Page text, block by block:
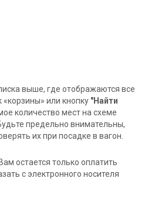
выше, где отображаются все
или кнопку "Найти
количество мест на схеме
предельно внимательны,
их при посадке в вагон.
остается только оплатить
с электронного носителя